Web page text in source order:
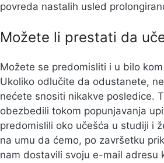
povreda nastalih usled
Možete li prestati da
Možete se predomisliti i u bilo
Ukoliko odlučite da odustanete,
nećete snositi nikakve posledice.
obezbedili tokom popunjavanja
predomislili oko učešća u studiji i
na umu da ćemo, po završetku
nam dostavili svoju e-mail adresu